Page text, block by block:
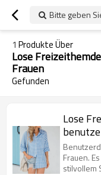
Bitte geben
1 Produkte Über
Lose
Frauen
Gefunden
Lose
Frauen.
stilvollem